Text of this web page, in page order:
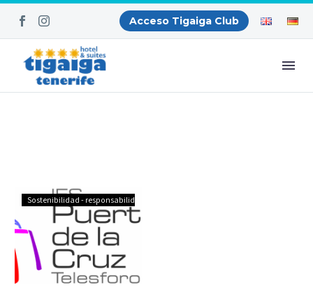
Acceso Tigaiga Club
Visita
de
estudiantes
IES
Telesforo
Bravo
Sostenibilidad - responsabilidad social